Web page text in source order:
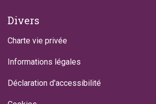
Divers
Charte vie privée
Informations légales
Déclaration d'accessibilité